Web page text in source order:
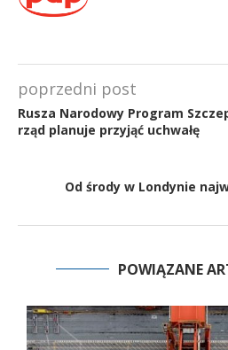
poprzedni post
Rusza Narodowy Program
rząd planuje przyjąć uchwałę
Od środy w Londynie
POWIĄZANE